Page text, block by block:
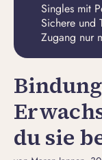
Singles mit
Sichere und
Zugang nur
du sie